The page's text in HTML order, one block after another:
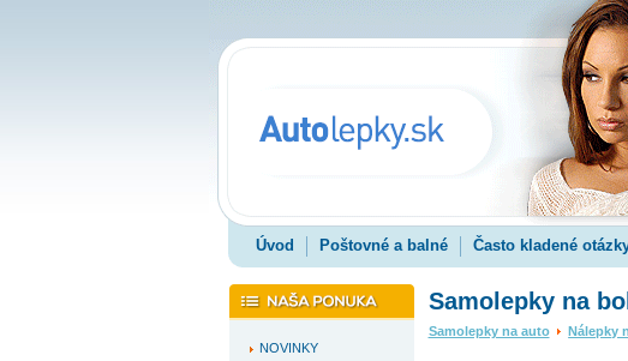
Úvod Poštovné a balné Často kladené
NOVINKY
Samolepky na
Samolepky na auto Nálepky